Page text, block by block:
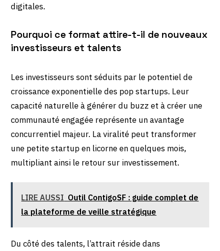
digitales.
Pourquoi ce format attire-t-il de nouveaux
investisseurs et talents
Les investisseurs sont séduits par le potentiel de
croissance exponentielle des pop startups. Leur
capacité naturelle à générer du buzz et à créer une
communauté engagée représente un avantage
concurrentiel majeur. La viralité peut transformer
une petite startup en licorne en quelques mois,
multipliant ainsi le retour sur investissement.
LIRE AUSSI Outil ContigoSF : guide complet de
la plateforme de veille stratégique
Du côté des talents, l’attrait réside dans